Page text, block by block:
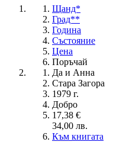
Щанд*
Град**
Година
Състояние
Цена
Поръчай
Да и Анна
Стара Загора
1979 г.
Добро
17,38 €
34,00 лв.
Към книгата